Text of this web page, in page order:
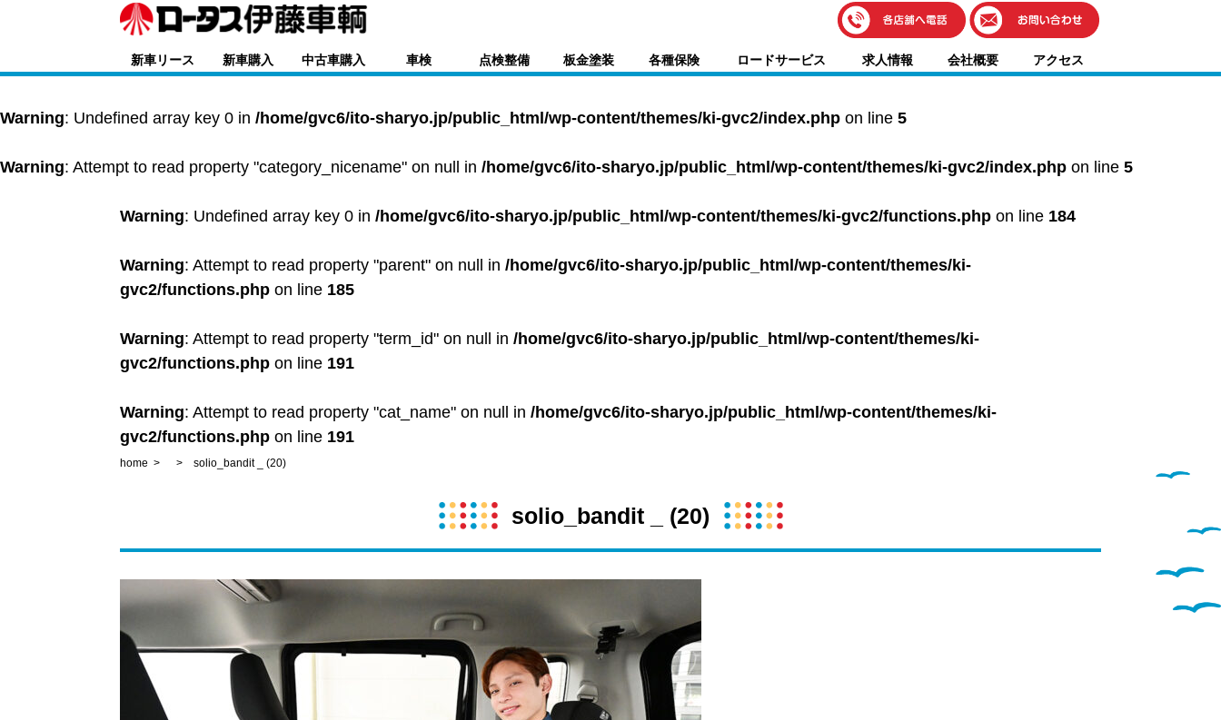
伊藤車輌（本社）
050-5851-0337
050-5851-0338
レスキューセンター
（年中無休24h対応）
新車リース 新車購入 中古車購入 車検 点検整備 板金塗装 各種保険 ロードサービス 求人情報 会社概要 アクセス
Warning: Undefined array key 0 in /home/gvc6/ito-sharyo.jp/public_html/wp-content/themes/ki-gvc2/index.php on line 5
Warning: Attempt to read property "category_nicename" on null in /home/gvc6/ito-sharyo.jp/public_html/wp-content/themes/ki-gvc2/index.php on line 5
Warning: Undefined array key 0 in /home/gvc6/ito-sharyo.jp/public_html/wp-content/themes/ki-gvc2/functions.php on line 184
Warning: Attempt to read property "parent" on null in /home/gvc6/ito-sharyo.jp/public_html/wp-content/themes/ki-
gvc2/functions.php on line 185
Warning: Attempt to read property "term_id" on null in /home/gvc6/ito-sharyo.jp/public_html/wp-content/themes/ki-
gvc2/functions.php on line 191
Warning: Attempt to read property "cat_name" on null in /home/gvc6/ito-sharyo.jp/public_html/wp-content/themes/ki-
gvc2/functions.php on line 191
home solio_bandit _ (20)
solio_bandit _ (20)